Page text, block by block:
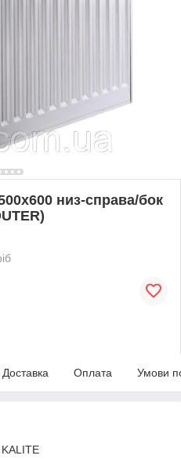
низ-справа/бок
Доставка Оплата Умови